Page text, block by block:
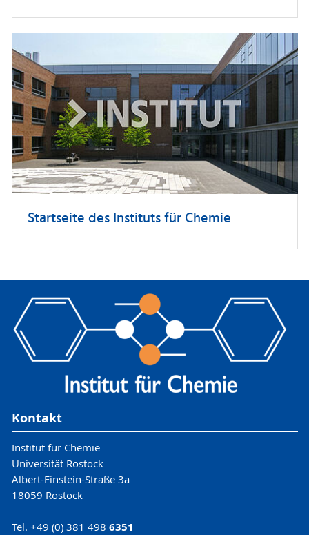
Startseite des Instituts für Chemie
Kontakt
Institut für Chemie
Universität Rostock
Albert-Einstein-Straße 3a
18059 Rostock
Tel. +49 (0) 381 498 6351